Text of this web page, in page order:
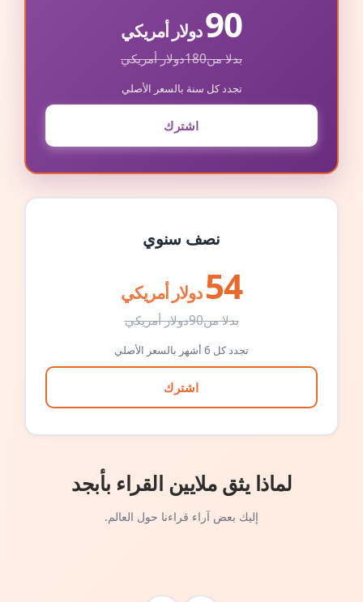
90دولار أمريكي
بدلا من180دولار أمريكي
تجدد كل سنة بالسعر الأصلي
اشترك
نصف سنوي
54 دولار أمريكي
بدلا من90دولار أمريكي
تجدد كل 6 أشهر بالسعر الأصلي
اشترك
لماذا يثق ملايين القراء بأبجد
إليك بعض آراء قراءنا حول العالم.